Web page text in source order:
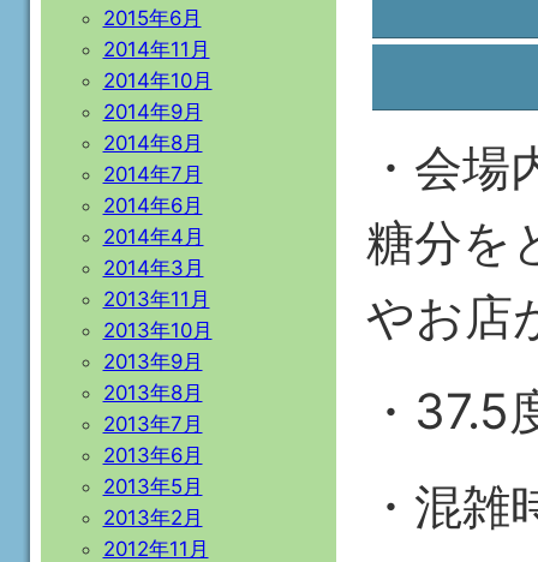
・会
糖分
やお店
・
・混
2015年6月
2014年11月
2014年10月
2014年9月
2014年8月
2014年7月
2014年6月
2014年4月
2014年3月
2013年11月
2013年10月
2013年9月
2013年8月
2013年7月
2013年6月
2013年5月
2013年2月
2012年11月